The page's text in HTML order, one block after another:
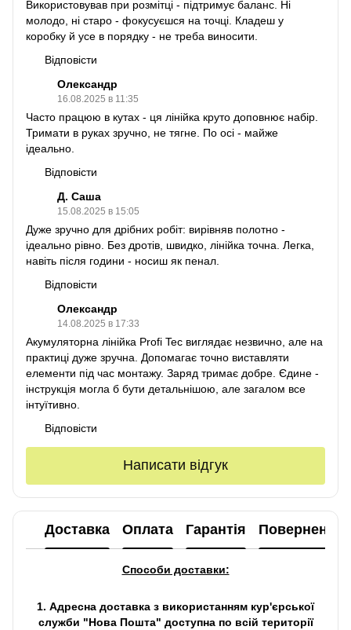
Використовував при розмітці - підтримує баланс. Ні
молодо, ні старо - фокусуєшся на точці. Кладеш у
коробку й усе в порядку - не треба виносити.
Відповісти
Олександр
16.08.2025 в 11:35
Часто працюю в кутах - ця лінійка круто доповнює набір.
Тримати в руках зручно, не тягне. По осі - майже
ідеально.
Відповісти
Д. Саша
15.08.2025 в 15:05
Дуже зручно для дрібних робіт: вирівняв полотно -
ідеально рівно. Без дротів, швидко, лінійка точна. Легка,
навіть після години - носиш як пенал.
Відповісти
Олександр
14.08.2025 в 17:33
Акумуляторна лінійка Profi Tec виглядає незвично, але на
практиці дуже зручна. Допомагає точно виставляти
елементи під час монтажу. Заряд тримає добре. Єдине -
інструкція могла б бути детальнішою, але загалом все
інтуїтивно.
Відповісти
Написати відгук
Доставка Оплата Гарантія Повернення
Способи доставки:
1. Адресна доставка з використанням кур'єрської
служби "Нова Пошта" доступна по всій території